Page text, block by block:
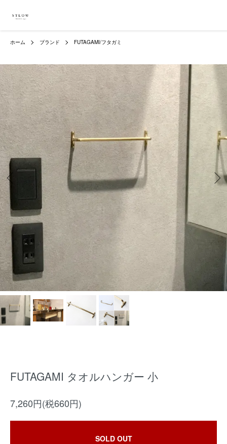
ホーム ブランド FUTAGAMI/フタガミ
FUTAGAMI タオルハンガー 小
7,260円(税660円)
SOLD OUT